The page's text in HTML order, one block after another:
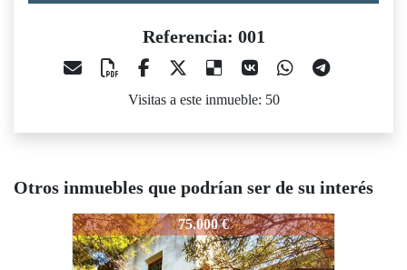
Referencia: 001
Visitas a este inmueble: 50
Otros inmuebles que podrían ser de su interés
001
75.000 €